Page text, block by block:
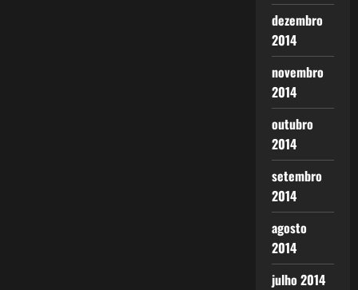
dezembro
2014
novembro
2014
outubro
2014
setembro
2014
agosto
2014
julho 2014